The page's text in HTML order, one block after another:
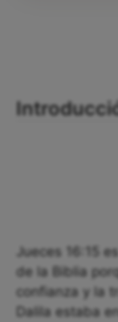
Jueces 16:15
de la Biblia
confianza y la
Dalila estaba